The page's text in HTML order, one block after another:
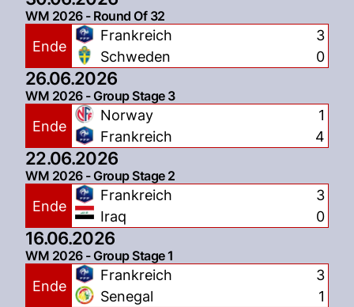
WM 2026 - Round Of 32
Ende
Frankreich
Schweden
3
0
26.06.2026
WM 2026 - Group Stage 3
Ende
Norway
Frankreich
1
4
22.06.2026
WM 2026 - Group Stage 2
Ende
Frankreich
Iraq
3
0
16.06.2026
WM 2026 - Group Stage 1
Ende
Frankreich
Senegal
3
1